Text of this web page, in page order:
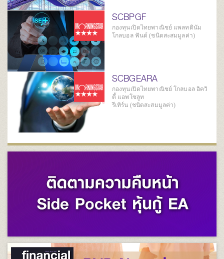
SCBPGF
กองทุนเปิดไทยพาณิชย์ แพลทตินัม
โกลบอล ฟันด์ (ชนิดสะสมมูลค่า)
SCBGEARA
กองทุนเปิดไทยพาณิชย์ โกลบอล อิควิ
ตี้ แอพโซลูท
รีเทิร์น (ชนิดสะสมมูลค่า)